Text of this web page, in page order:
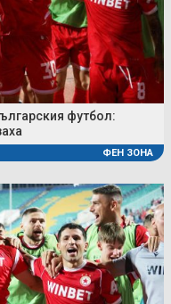
футбол:
ФЕН ЗОНА